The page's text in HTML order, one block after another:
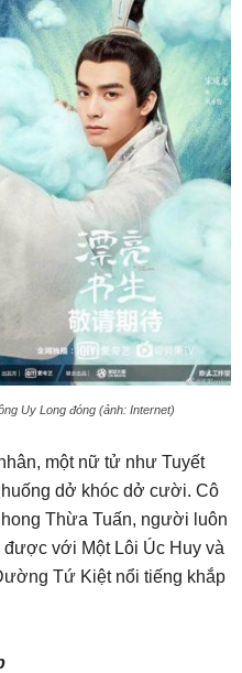
Uy Long đóng (ảnh: Internet)
một nữ tử như Tuyết
dở khóc dở cười. Cô
Thừa Tuấn, người luôn
với Một Lôi Úc Huy và
Tứ Kiệt nổi tiếng khắp